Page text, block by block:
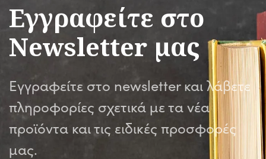
Εγγραφείτε στο
Newsletter μας
Εγγραφείτε στο newsletter και λάβετε
πληροφορίες σχετικά με τα νέα
προϊόντα και τις ειδικές προσφορές
μας.